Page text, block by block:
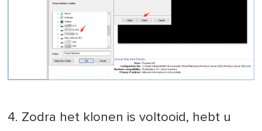
4. Zodra het klonen is voltooid, hebt u